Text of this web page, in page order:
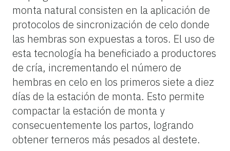
monta natural consisten en la aplicación de
protocolos de sincronización de celo donde
las hembras son expuestas a toros. El uso de
esta tecnología ha beneficiado a productores
de cría, incrementando el número de
hembras en celo en los primeros siete a diez
días de la estación de monta. Esto permite
compactar la estación de monta y
consecuentemente los partos, logrando
obtener terneros más pesados al destete.